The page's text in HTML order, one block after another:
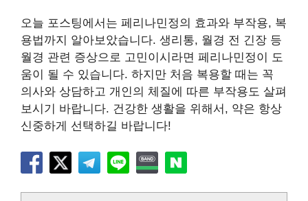
오늘 포스팅에서는 페리나민정의 효과와 부작용, 복
용법까지 알아보았습니다. 생리통, 월경 전 긴장 등
월경 관련 증상으로 고민이시라면 페리나민정이 도
움이 될 수 있습니다. 하지만 처음 복용할 때는 꼭
의사와 상담하고 개인의 체질에 따른 부작용도 살펴
보시기 바랍니다. 건강한 생활을 위해서, 약은 항상
신중하게 선택하길 바랍니다!